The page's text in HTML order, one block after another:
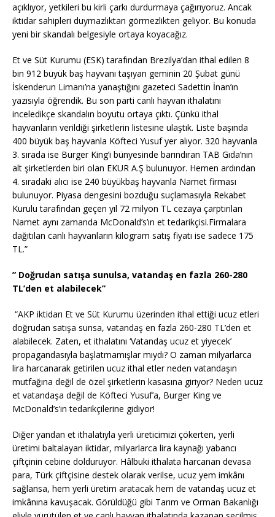
açıklıyor, yetkileri bu kirli çarkı durdurmaya çağırıyoruz. Ancak
iktidar sahipleri duymazlıktan görmezlikten geliyor. Bu konuda
yeni bir skandalı belgesiyle ortaya koyacağız.
Et ve Süt Kurumu (ESK) tarafından Brezilya’dan ithal edilen 8
bin 912 büyük baş hayvanı taşıyan geminin 20 Şubat günü
İskenderun Limanı’na yanaştığını gazeteci Sadettin İnan’ın
yazısıyla öğrendik. Bu son parti canlı hayvan ithalatını
inceledikçe skandalın boyutu ortaya çıktı. Çünkü ithal
hayvanların verildiği şirketlerin listesine ulaştık. Liste başında
400 büyük baş hayvanla Köfteci Yusuf yer alıyor. 320 hayvanla
3. sırada ise Burger King’i bünyesinde barındıran TAB Gıda’nın
alt şirketlerden biri olan EKUR A.Ş bulunuyor. Hemen ardından
4. sıradaki alıcı ise 240 büyükbaş hayvanla Namet firması
bulunuyor. Piyasa dengesini bozduğu suçlamasıyla Rekabet
Kurulu tarafından geçen yıl 72 milyon TL cezaya çarptırılan
Namet aynı zamanda McDonald’s’ın et tedarikçisi.Firmalara
dağıtılan canlı hayvanların kilogram satış fiyatı ise sadece 175
TL.”
” Doğrudan satışa sunulsa, vatandaş en fazla 260-280
TL’den et alabilecek”
“AKP iktidarı Et ve Süt Kurumu üzerinden ithal ettiği ucuz etleri
doğrudan satışa sunsa, vatandaş en fazla 260-280 TL’den et
alabilecek. Zaten, et ithalatını ‘Vatandaş ucuz et yiyecek’
propagandasıyla başlatmamışlar mıydı? O zaman milyarlarca
lira harcanarak getirilen ucuz ithal etler neden vatandaşın
mutfağına değil de özel şirketlerin kasasına giriyor? Neden ucuz
et vatandaşa değil de Köfteci Yusuf’a, Burger King ve
McDonald’s’ın tedarikçilerine gidiyor!
Diğer yandan et ithalatıyla yerli üreticimizi çökerten, yerli
üretimi baltalayan iktidar, milyarlarca lira kaynağı yabancı
çiftçinin cebine dolduruyor. Hâlbuki ithalata harcanan devasa
para, Türk çiftçisine destek olarak verilse, ucuz yem imkânı
sağlansa, hem yerli üretim aratacak hem de vatandaş ucuz et
imkânına kavuşacak. Görüldüğü gibi Tarım ve Orman Bakanlığı